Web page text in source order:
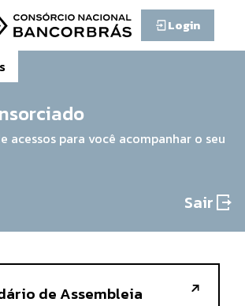
Login
acessos para você acompanhar o seu
Sair
de Assembleia